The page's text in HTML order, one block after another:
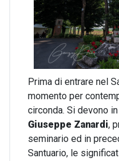
Prima di entrare nel
momento per
circonda. Si devono
Giuseppe Zanardi,
seminario ed in
Santuario, le